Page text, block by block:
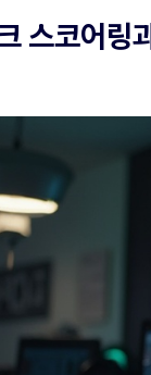
스코어링